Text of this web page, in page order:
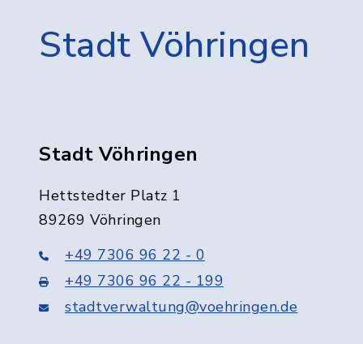
Stadt Vöhringen
Stadt Vöhringen
Hettstedter Platz 1
89269 Vöhringen
+49 7306 96 22 - 0
+49 7306 96 22 - 199
stadtverwaltung@voehringen.de